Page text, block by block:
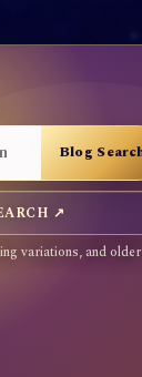
↗
variations, and older